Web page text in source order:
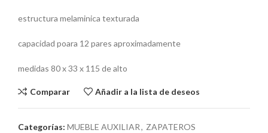
estructura melaminica texturada
capacidad poara 12 pares aproximadamente
medidas 80 x 33 x 115 de alto
Comparar Añadir a la lista de deseos
Categorías: MUEBLE AUXILIAR, ZAPATEROS